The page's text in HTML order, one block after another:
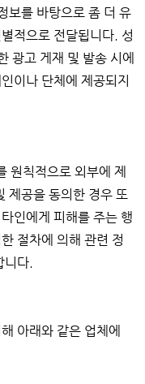
보를 바탕으로 좀 더 유
적으로 전달됩니다. 성
광고 게재 및 발송 시에
이나 단체에 제공되지
원칙적으로 외부에 제
제공을 동의한 경우 또
인에게 피해를 주는 행
절차에 의해 관련 정
니다.
아래와 같은 업체에